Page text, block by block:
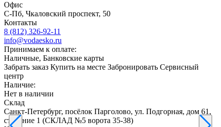
Офис
С-Пб, Чкаловский проспект, 50
Контакты
8 (812) 326-92-11
info@vodaesko.ru
Принимаем к оплате:
Наличные, Банковские карты
Забрать заказ Купить на месте Забронировать Сервисный
центр
Наличие:
Нет в наличии
Склад
Санкт-Петербург, посёлок Парголово, ул. Подгорная, дом 61,
строение 1 (СКЛАД №5 ворота 35-38)